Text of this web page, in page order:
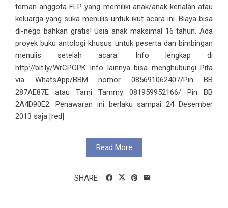
teman anggota FLP yang memiliki anak/anak kenalan atau
keluarga yang suka menulis untuk ikut acara ini. Biaya bisa
di-nego bahkan gratis! Usia anak maksimal 16 tahun. Ada
proyek buku antologi khusus untuk peserta dan bimbingan
menulis setelah acara. Info lengkap di
http://bit.ly/WrCPCPK Info lainnya bisa menghubungi Pita
via WhatsApp/BBM nomor 085691062407/Pin BB
287AE87E atau Tami Tammy 081959952166/ Pin BB
2A4D90E2. Penawaran ini berlaku sampai 24 Desember
2013 saja [red]
Read More
SHARE